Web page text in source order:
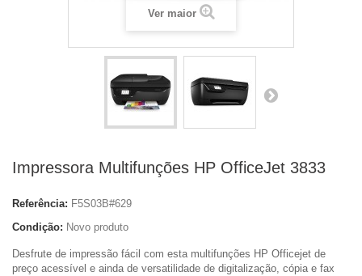
Ver maior
Impressora Multifunções HP OfficeJet 3833
Referência: F5S03B#629
Condição: Novo produto
Desfrute de impressão fácil com esta multifunções HP Officejet de
preço acessível e ainda de versatilidade de digitalização, cópia e fax